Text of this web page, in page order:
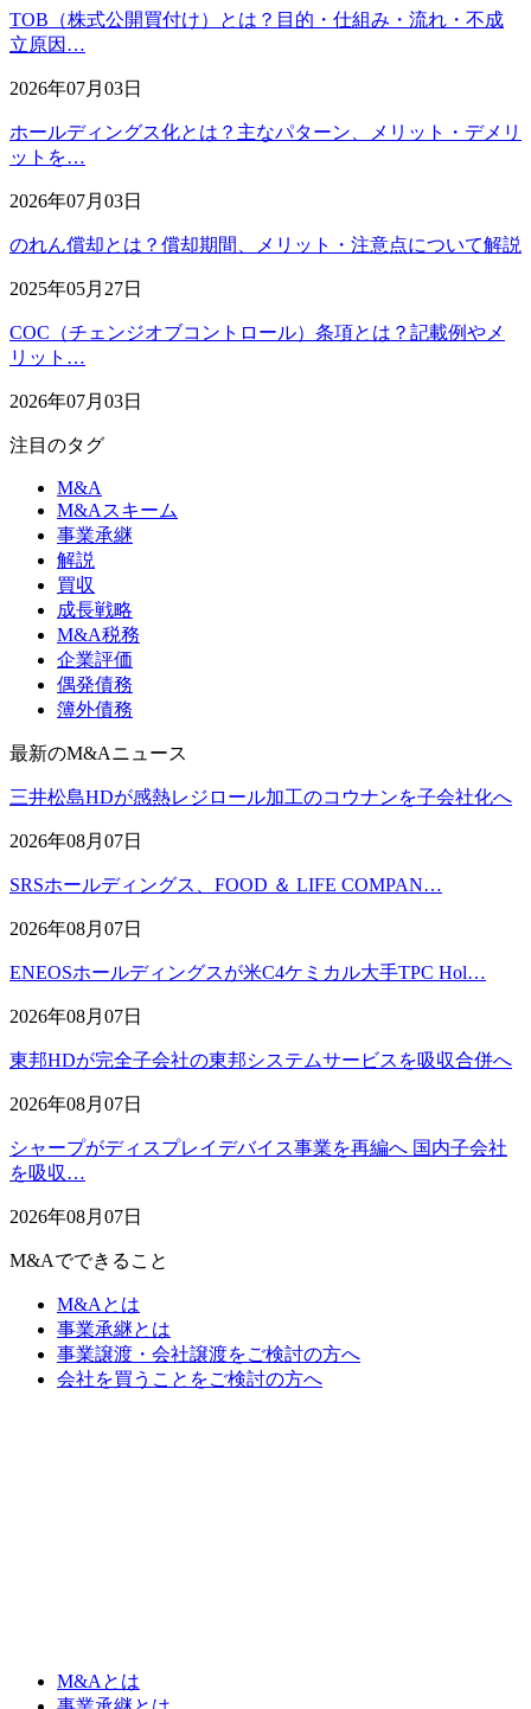
TOB（株式公開買付け）とは？目的・仕組み・流れ・不成
立原因…
2026年07月03日
ホールディングス化とは？主なパターン、メリット・デメリ
ットを…
2026年07月03日
のれん償却とは？償却期間、メリット・注意点について解説
2025年05月27日
COC（チェンジオブコントロール）条項とは？記載例やメ
リット…
2026年07月03日
注目のタグ
M&A
M&Aスキーム
事業承継
解説
買収
成長戦略
M&A税務
企業評価
偶発債務
簿外債務
最新のM&Aニュース
三井松島HDが感熱レジロール加工のコウナンを子会社化へ
2026年08月07日
SRSホールディングス、FOOD ＆ LIFE COMPAN…
2026年08月07日
ENEOSホールディングスが米C4ケミカル大手TPC Hol…
2026年08月07日
東邦HDが完全子会社の東邦システムサービスを吸収合併へ
2026年08月07日
シャープがディスプレイデバイス事業を再編へ 国内子会社
を吸収…
2026年08月07日
M&Aでできること
M&Aとは
事業承継とは
事業譲渡・会社譲渡をご検討の方へ
会社を買うことをご検討の方へ
M&Aとは